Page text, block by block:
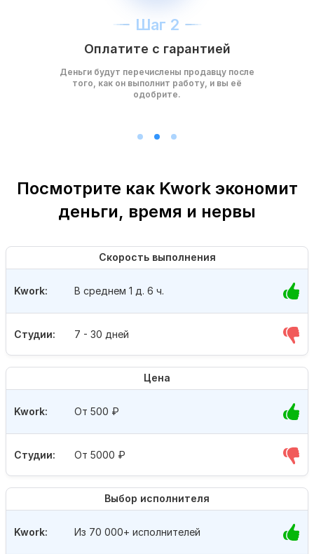
Шаг 2
Оплатите с гарантией
Деньги будут перечислены продавцу после
того, как он выполнит работу, и вы её
одобрите.
Посмотрите как Kwork экономит
деньги, время и нервы
Скорость выполнения
Студии: 7 - 30 дней
Kwork: В среднем 1 д. 6 ч.
Цена
Студии: От 5000 ₽
Kwork: От 500 ₽
Выбор исполнителя
Kwork: Из 70 000+ исполнителей